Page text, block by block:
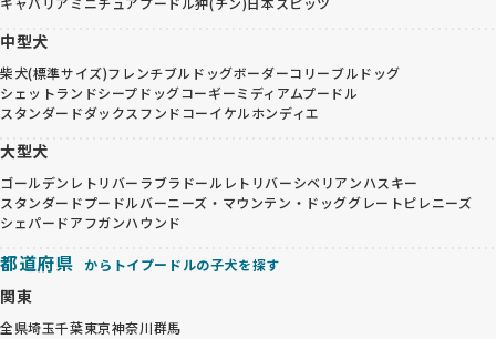
中型犬
柴犬(標準サイズ)フレンチブルドッグボーダーコリーブルドッグ
シェットランドシープドッグコーギーミディアムプードル
スタンダードダックスフンドコーイケルホンディエ
大型犬
ゴールデンレトリバー ラブラドールレトリバーシベリアンハスキー
スタンダードプードルバーニーズ・マウンテン・ドッググレートピレニーズ
シェパードアフガンハウンド
都道府県 からトイプードルの子犬を探す
関東
全県埼玉千葉東京神奈川群馬